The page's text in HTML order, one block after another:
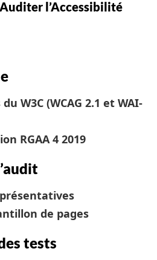
l’Accessibilité
W3C (WCAG 2.1 et WAI-
RGAA 4 2019
de pages
tests